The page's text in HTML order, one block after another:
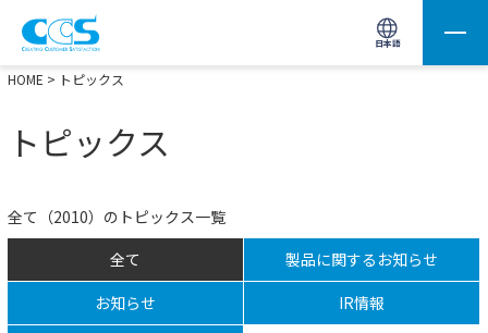
日本語
画像処理用の製品検索 サイト内検索(Enterで実行)
HOME > トピックス
トピックス
全て（2010）のトピックス一覧
全て
製品に関するお知らせ
お知らせ
IR情報